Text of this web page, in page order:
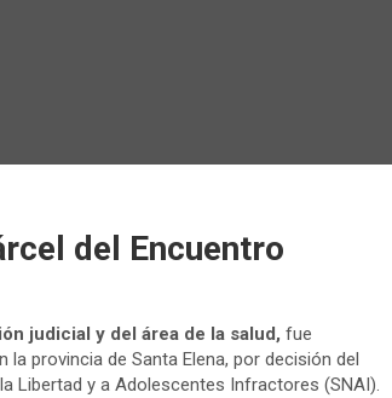
del Encuentro
judicial y del área de la salud, fue
provincia de Santa Elena, por decisión del
Libertad y a Adolescentes Infractores (SNAI).